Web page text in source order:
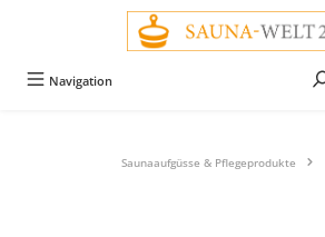
Navigation
Saunaaufgüsse & Pflegeprodukte